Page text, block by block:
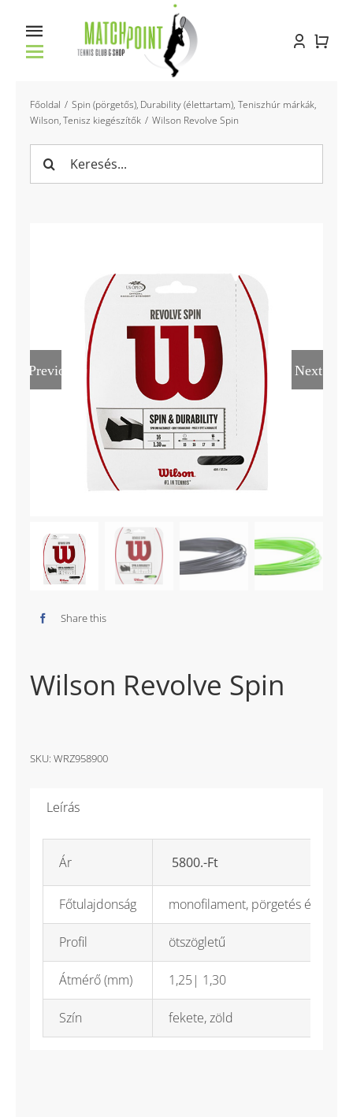
Toggle
Főoldal
Racket service
Pályabérlés
Főoldal Spin (pörgetős) Durability (élettartam) Teniszhúr márkák
Wilson Tenisz kiegészítők Wilson Revolve Spin
Previous Next
Share this
Wilson Revolve Spin
SKU: WRZ958900
Leírás
Ár 5800.-Ft
Főtulajdonság monofilament, pörgetés és
Profil ötszögletű
Átmérő (mm) 1,25| 1,30
Szín fekete, zöld